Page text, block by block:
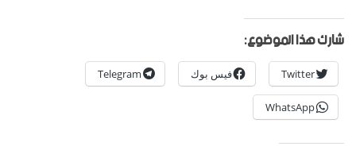
شارك هذا الموضوع:
Twitter فيس بوك Telegram
WhatsApp